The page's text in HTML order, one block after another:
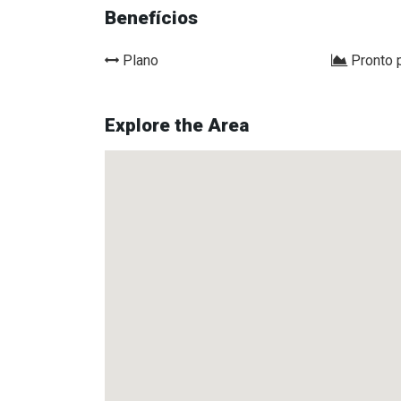
Benefícios
Plano Pronto
Explore the Area